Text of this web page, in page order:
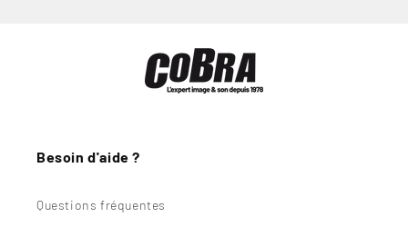
Besoin d'aide ?
Questions fréquentes